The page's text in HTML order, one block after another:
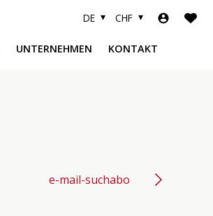
CHF
DE
UNTERNEHMEN KONTAKT
e-mail-suchabo